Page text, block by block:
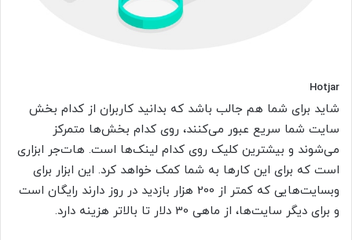
Hotjar
شاید برای شما هم جالب باشد که بدانید کاربران از کدام بخش
سایت شما سریع عبور می‌کنند، روی کدام بخش‌ها متمرکز
می‌شوند و بیشترین کلیک روی کدام لینک‌ها است. هات‌جر ابزاری
است که برای این کارها به شما کمک خواهد کرد. این ابزار برای
وبسایت‌هایی که کمتر از 200 هزار بازدید در روز دارند رایگان است
و برای دیگر سایت‌ها، از ماهی 30 دلار تا بالاتر هزینه دارد.